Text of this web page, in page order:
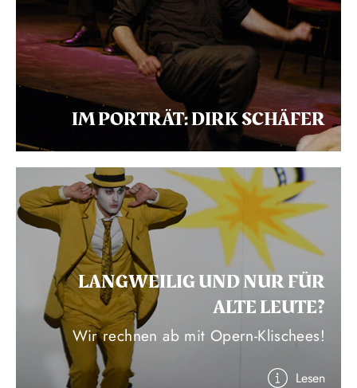
IM PORTRÄT: DIRK SCHÄFER
LANGWEILIG UND NUR FÜR
ALTE LEUTE?
Wir rechnen ab mit Opern-Klischees!
Lesen